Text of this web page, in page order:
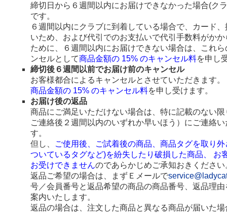
締切日から６週間以内にお届けできなかった場合(ク
です。
６週間以内にクラブに到着している場合で、カード
いため、および代引でのお支払いで代引手数料がか
ために、６週間以内にお届けできない場合は、これ
ンセルとして商品金額の 15% のキャンセル料を申し
締切後６週間以前でお届け前のキャンセル
お客様都合によるキャンセルとさせていただきます。
商品金額の 15% のキャンセル料を申し受けます。
お届け後の返品
商品にご満足いただけない場合は、特に記載のない
ご連絡後２週間以内のいずれか早いほう）にご連絡
す。
但し、
ご使用後、ご試着後の商品、商品タグを取り
ついているタグなど)を紛失したり破損した商品、
お受けできませんのであらかじめご承知おきください
返品ご希望の場合は、まずＥメールで
号／会員番号と返品希望の商品の商品番号、返品理
案内いたします。
返品の場合は、注文した商品と異なる商品が届いた